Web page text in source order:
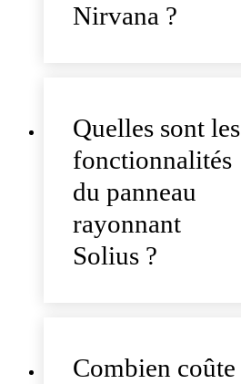
Nirvana ?
Quelles sont les
fonctionnalités
du panneau
rayonnant
Solius ?
Combien coûte